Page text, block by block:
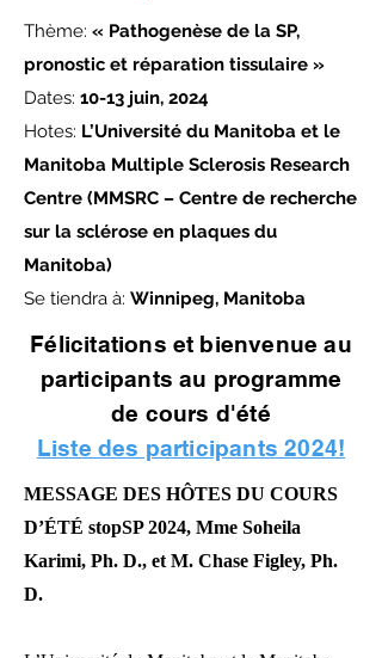
Thème: « Pathogenèse de la SP,
pronostic et réparation tissulaire »
Dates: 10-13 juin, 2024
Hotes: L’Université du Manitoba et le
Manitoba Multiple Sclerosis Research
Centre (MMSRC – Centre de recherche
sur la sclérose en plaques du
Manitoba)
Se tiendra à: Winnipeg, Manitoba
Félicitations et bienvenue au
participants au programme
de cours d'été
Liste des participants 2024!
MESSAGE DES HÔTES DU COURS
D’ÉTÉ stopSP 2024, Mme Soheila
Karimi, Ph. D., et M. Chase Figley, Ph.
D.